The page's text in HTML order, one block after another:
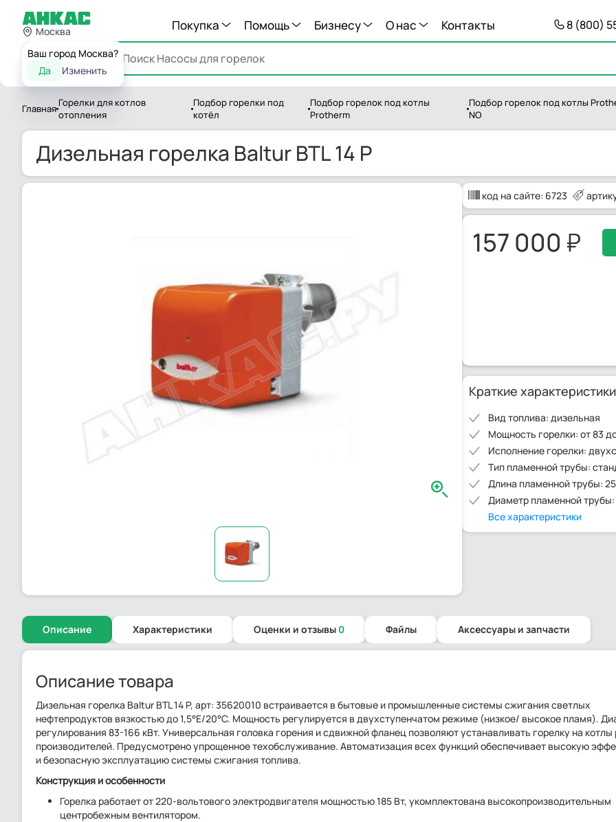
Москва
Ваш город Москва?
Да
Изменить
Покупка Помощь Бизнесу О нас Контакты 8 (800)
Каталог
Главная Горелки для котлов
отопления
Подбор горелки под
котёл
Подбор горелок под котлы
Protherm
Подбор горелок под котлы
NO
Дизельная горелка Baltur BTL 14 P
код на сайте: 6723
157 000
Краткие характеристики
Вид топлива: дизельная
Мощность горелки: от 83
Исполнение горелки:
Тип пламенной трубы:
Длина пламенной трубы:
Диаметр пламенной
Все характеристики
Описание Характеристики Оценки и отзывы 0 Файлы Аксессуары и запчасти
Описание товара
Дизельная горелка Baltur BTL 14 P, арт: 35620010 встраивается в бытовые и промышленные системы сжигания светлых
нефтепродуктов вязкостью до 1,5°E/20°C. Мощность регулируется в двухступенчатом режиме (низкое/ высокое пламя).
регулирования 83-166 кВт. Универсальная головка горения и сдвижной фланец позволяют устанавливать горелку на
производителей. Предусмотрено упрощенное техобслуживание. Автоматизация всех функций обеспечивает высокую
и безопасную эксплуатацию системы сжигания топлива.
Конструкция и особенности
Горелка работает от 220-вольтового электродвигателя мощностью 185 Вт, укомплектована высокопроизводительным
центробежным вентилятором.